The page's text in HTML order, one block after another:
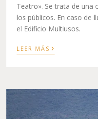
Teatro». Se trata de una
los públicos. En caso de
el Edificio Multiusos.
LEER MÁS ›